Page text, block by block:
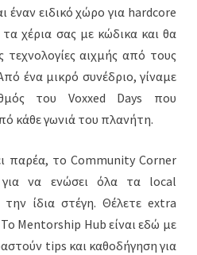
ειδικό χώρο για hardcore
χέρια σας με κώδικα και θα
αιχμής από τους
ένα μικρό συνέδριο, γίναμε
του Voxxed Days που
κάθε γωνιά του πλανήτη.
παρέα, το Community Corner
για να ενώσει όλα τα local
ίδια στέγη. Θέλετε extra
Mentorship Hub είναι εδώ με
tips και καθοδήγηση για